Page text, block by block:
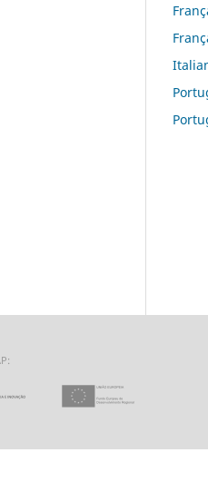
NacionalRepública Portuguesa